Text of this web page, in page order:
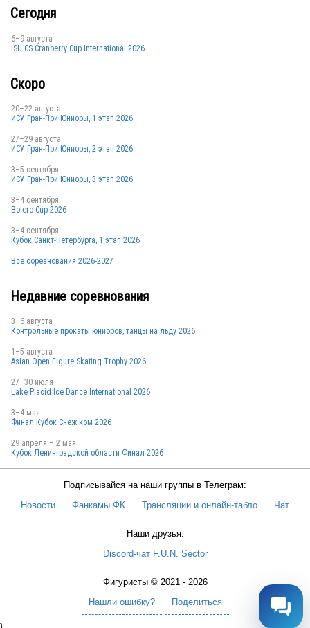
GER
GER
GER
GER
Сегодня
6–9 августа
ISU CS Cranberry Cup International 2026
Скоро
20–22 августа
ИСУ Гран-При Юниоры, 1 этап 2026
27–29 августа
ИСУ Гран-При Юниоры, 2 этап 2026
3–5 сентября
ИСУ Гран-При Юниоры, 3 этап 2026
3–4 сентября
Bolero Cup 2026
3–4 сентября
Кубок Санкт-Петербурга, 1 этап 2026
Все соревнования 2026-2027
Недавние соревнования
3–6 августа
Контрольные прокаты юниоров, танцы на льду 2026
1–5 августа
Asian Open Figure Skating Trophy 2026
27–30 июля
Lake Placid Ice Dance International 2026
3–4 мая
Финал Кубок Снеж.ком 2026
29 апреля – 2 мая
Кубок Ленинградской области Финал 2026
Подписывайся на наши группы в Телеграм:
Новости
Фанкамы ФК Трансляции и онлайн-табло Чат
Наши друзья:
Discord-чат F.U.N. Sector
Фигуристы © 2021 - 2026
Нашли ошибку?
Поделиться